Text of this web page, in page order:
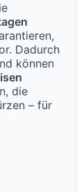
Dadurch
können
die
– für